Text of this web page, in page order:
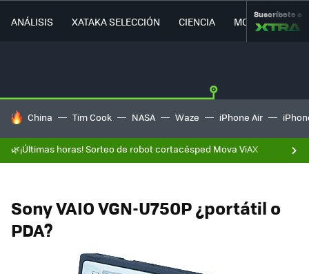
ANÁLISIS XATAKA SELECCIÓN CIENCIA MOVILIDAD
Suscríbete a
HOY SE HABLA DE
China Tim Cook NASA Waze iPhone Air
🌿¡Últimas horas! Sorteo de robot cortacésped Mova ViAX
Sony VAIO VGN-U750P ¿portátil o
PDA?